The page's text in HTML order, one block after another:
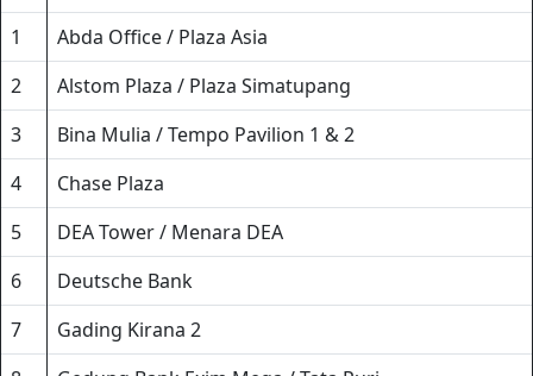
1
Abda Office / Plaza Asia
2
Alstom Plaza / Plaza Simatupang
3
Bina Mulia / Tempo Pavilion 1 & 2
4
Chase Plaza
5
DEA Tower / Menara DEA
6
Deutsche Bank
7
Gading Kirana 2